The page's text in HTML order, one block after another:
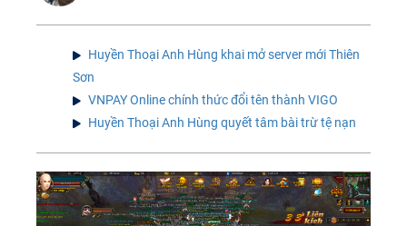
Huyền Thoại Anh Hùng khai mở server mới Thiên
Sơn
VNPAY Online chính thức đổi tên thành VIGO
Huyền Thoại Anh Hùng quyết tâm bài trừ tệ nạn